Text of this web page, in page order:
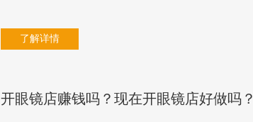
了解详情
开眼镜店赚钱吗？现在开眼镜店好做吗？